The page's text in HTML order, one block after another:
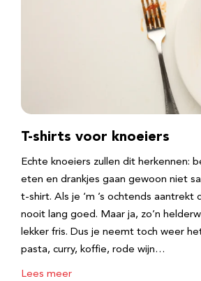
T-shirts voor knoeiers
Echte knoeiers zullen dit herkennen:
eten en drankjes gaan gewoon niet
t-shirt. Als je ‘m ’s ochtends aantrekt
nooit lang goed. Maar ja, zo’n
lekker fris. Dus je neemt toch weer
pasta, curry, koffie, rode wijn…
Lees meer